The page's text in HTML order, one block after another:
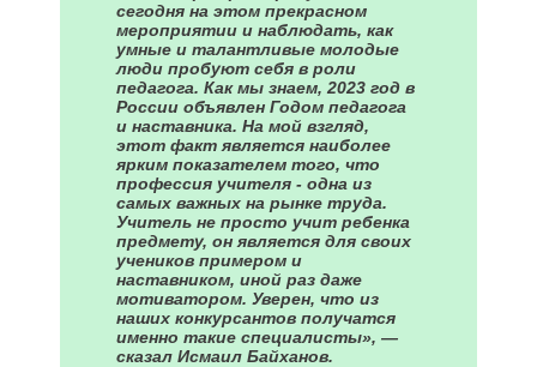
сегодня на этом прекрасном
мероприятии и наблюдать, как
умные и талантливые молодые
люди пробуют себя в роли
педагога. Как мы знаем, 2023 год в
России объявлен Годом педагога
и наставника. На мой взгляд,
этот факт является наиболее
ярким показателем того, что
профессия учителя - одна из
самых важных на рынке труда.
Учитель не просто учит ребенка
предмету, он является для своих
учеников примером и
наставником, иной раз даже
мотиватором. Уверен, что из
наших конкурсантов получатся
именно такие специалисты», —
сказал Исмаил Байханов.